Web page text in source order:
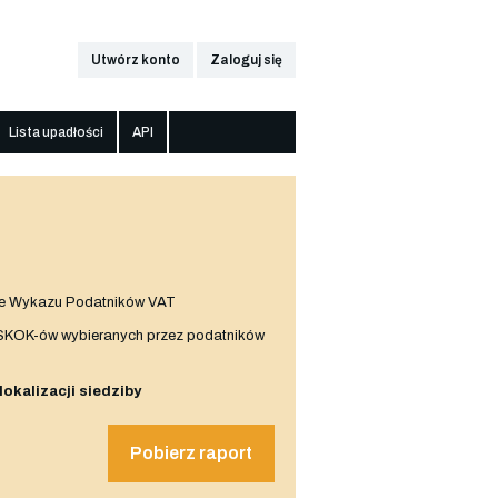
Utwórz konto Zaloguj się
Lista upadłości API
Wykazu Podatników VAT
ów wybieranych przez podatników
lokalizacji siedziby
Pobierz raport